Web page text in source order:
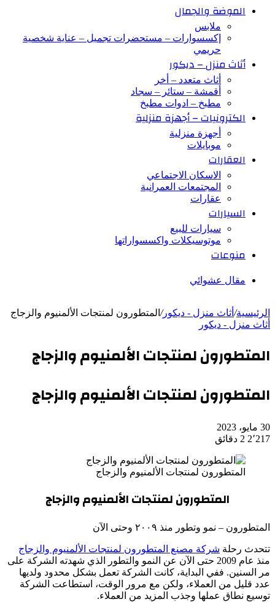
الموضة والجمال
ملابس
إكسسوارات – مستحضرات تجميل – عناية شخصية
حريمي
أثاث منزل – ديكور
أثاث متعدد – أخر
أقمشة – ستائر – سجاد
مطبخ – ادوات مطبخ
الكترونيات – أجهزة منزلية
أجهزة منزلية
موبايلات
العقارات
الاسكان الاجتماعي
المجتمعات العمرانية
عقارات
السيارات
سيارات للبيع
موتوسيكلات واكسسواراتها
منوعات
مقال عشوائي
الرئيسية/ أثاث منزل - ديكور/ المتطورون لمنتجات الألمنيوم والزجاج
أثاث منزل - ديكور
المتطورون لمنتجات الألمنيوم والزجاج
المتطورون لمنتجات الألمنيوم والزجاج
30 مايو، 2023
2٬217 2 دقائق
المتطورون لمنتجات الألمنيوم والزجاج
المتطورون لمنتجات الألمنيوم والزجاج
المتطورون – نمو وتطور منذ ٢٠٠٩ وحتى الآن
تتحدث رحلة شركة مصنع المتطورون لمنتجات الألمنيوم والزجاج
منذ عام 2009 حتى الآن عن النمو والتطور الذي شهدته الشركة على
مر السنين. ففي البداية، كانت الشركة تعمل بشكل محدود ولديها
عدد قليل من العملاء، ولكن مع مرور الوقت، استطاعت الشركة
توسيع نطاق عملها وجذب المزيد من العملاء.